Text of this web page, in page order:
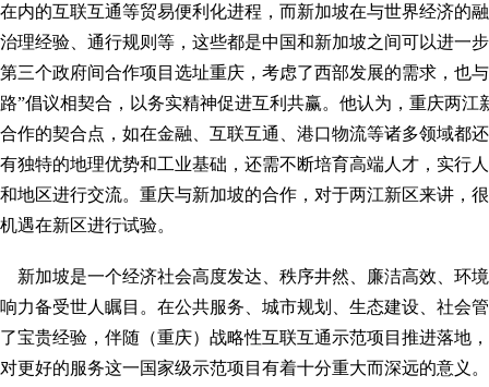
在内的互联互通等贸易便利化进程，而新加坡在与世界经济的
治理经验、通行规则等，这些都是中国和新加坡之间可以进一
第三个政府间合作项目选址重庆，考虑了西部发展的需求，也
路”倡议相契合，以务实精神促进互利共赢。他认为，重庆两江
合作的契合点，如在金融、互联互通、港口物流等诸多领域都
有独特的地理优势和工业基础，还需不断培育高端人才，实行
和地区进行交流。重庆与新加坡的合作，对于两江新区来讲，
机遇在新区进行试验。
新加坡是一个经济社会高度发达、秩序井然、廉洁高效、环
响力备受世人瞩目。在公共服务、城市规划、生态建设、社会
了宝贵经验，伴随（重庆）战略性互联互通示范项目推进落地
对更好的服务这一国家级示范项目有着十分重大而深远的意义